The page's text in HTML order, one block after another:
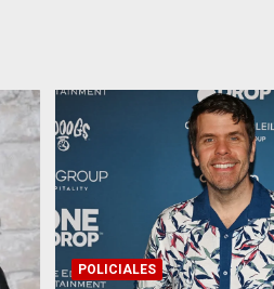
POLICIALES